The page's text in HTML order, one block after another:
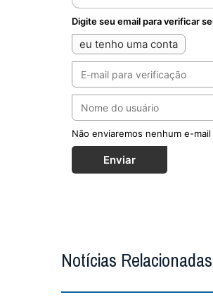
Digite seu email para verificar
eu tenho uma conta
Não enviaremos nenhum e-
Enviar
Notícias Relacionadas